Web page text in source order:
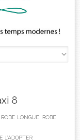
8
ROBE LONGUE, ROBE
L’ADOPTER